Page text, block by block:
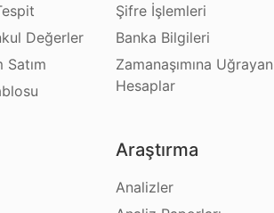
Değerler
Satım
Şifre İşlemleri
Banka Bilgileri
Zamanaşımına Uğrayan
Hesaplar
Araştırma
Analizler